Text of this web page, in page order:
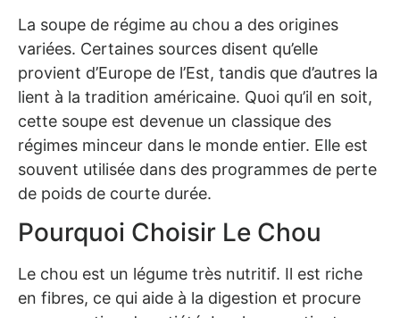
La soupe de régime au chou a des origines
variées. Certaines sources disent qu’elle
provient d’Europe de l’Est, tandis que d’autres la
lient à la tradition américaine. Quoi qu’il en soit,
cette soupe est devenue un classique des
régimes minceur dans le monde entier. Elle est
souvent utilisée dans des programmes de perte
de poids de courte durée.
Pourquoi Choisir Le Chou
Le chou est un légume très nutritif. Il est riche
en fibres, ce qui aide à la digestion et procure